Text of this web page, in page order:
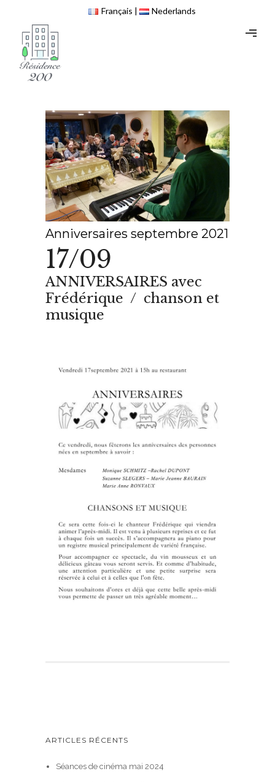
Français Nederlands
Anniversaires septembre 2021
17/09
ANNIVERSAIRES avec
Frédérique / chanson et
musique
ARTICLES RÉCENTS
Séances de cinéma mai 2024